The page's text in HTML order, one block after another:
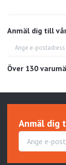
Anmäl dig till
Över 130
Anmäl dig